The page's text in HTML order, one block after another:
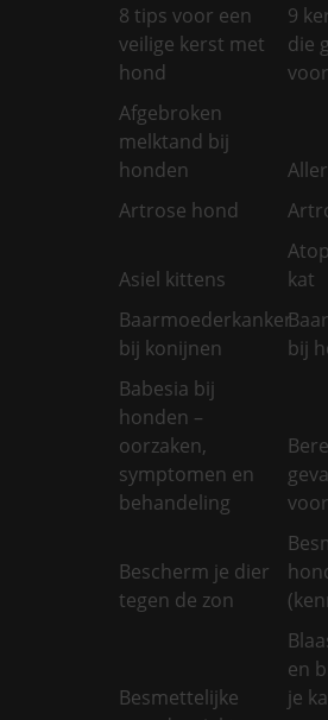
8 tips voor een
veilige kerst met
hond
9
die
Afgebroken
melktand bij
honden
Artrose hond
Asiel kittens
kat
Baarmoederkanker
bij konijnen
bij
Babesia bij
honden –
oorzaken,
symptomen en
behandeling
Bescherm je dier
tegen de zon
Besmettelijke
en
je